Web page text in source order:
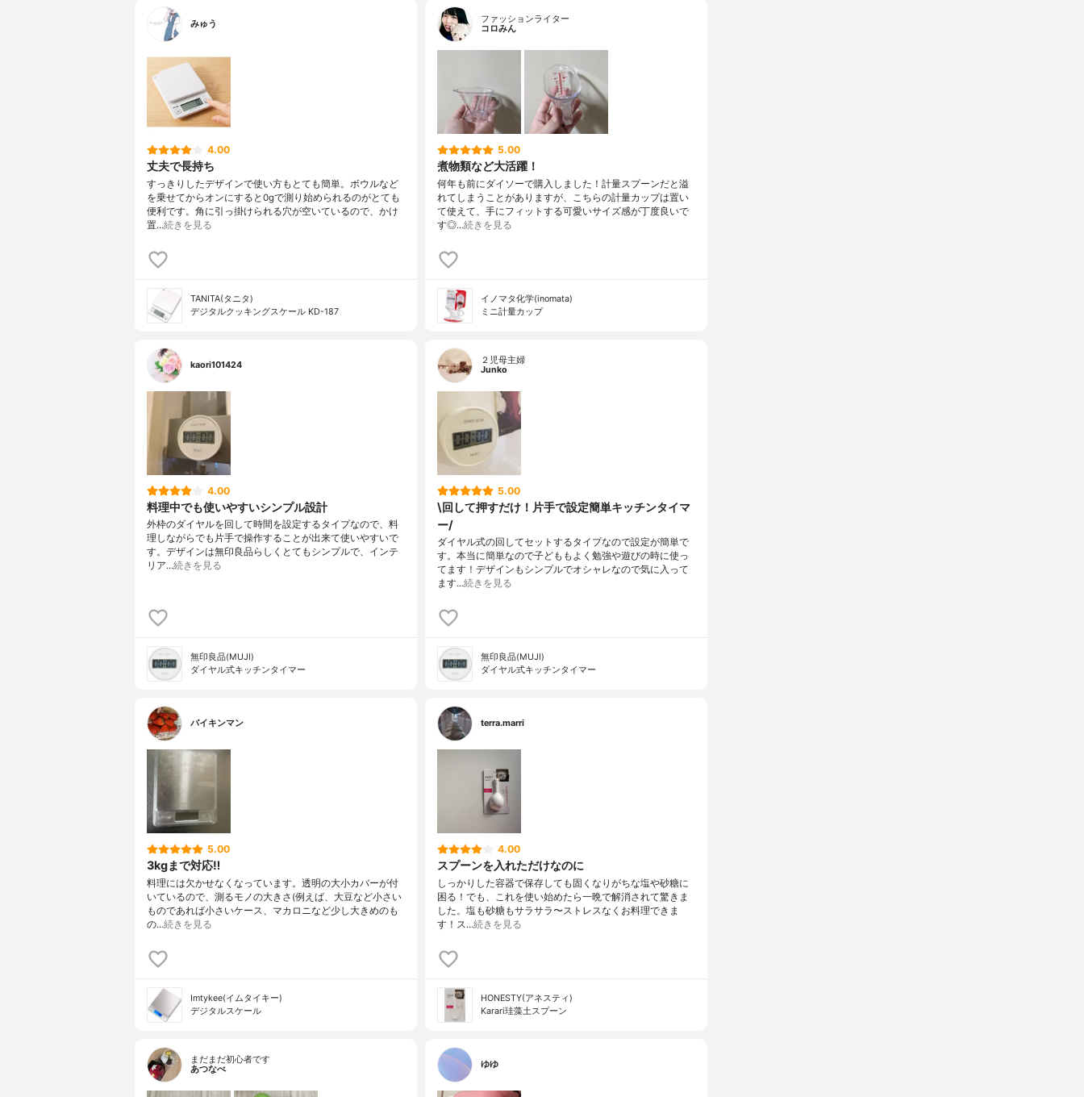
みゅう
4.00
丈夫で長持ち
すっきりしたデザインで使い方もとても簡単。ボウルなど
を乗せてからオンにすると0gで測り始められるのがとても
便利です。角に引っ掛けられる穴が空いているので、かけ
置…続きを見る
TANITA(タニタ)
デジタルクッキングスケール KD-187
ファッションライター
コロみん
5.00
煮物類など大活躍！
何年も前にダイソーで購入しました！計量スプーンだと溢
れてしまうことがありますが、こちらの計量カップは置い
て使えて、手にフィットする可愛いサイズ感が丁度良いで
す◎…続きを見る
イノマタ化学(inomata)
ミニ計量カップ
kaori101424
4.00
料理中でも使いやすいシンプル設計
外枠のダイヤルを回して時間を設定するタイプなので、料
理しながらでも片手で操作することが出来て使いやすいで
す。デザインは無印良品らしくとてもシンプルで、インテ
リア…続きを見る
無印良品(MUJI)
ダイヤル式キッチンタイマー
２児母主婦
Junko
5.00
\回して押すだけ！片手で設定簡単キッチンタイマ
ー/
ダイヤル式の回してセットするタイプなので設定が簡単で
す。本当に簡単なので子どももよく勉強や遊びの時に使っ
てます！デザインもシンプルでオシャレなので気に入って
ます…続きを見る
無印良品(MUJI)
ダイヤル式キッチンタイマー
バイキンマン
5.00
3kgまで対応‼︎
料理には欠かせなくなっています。透明の大小カバーが付
いているので、測るモノの大きさ(例えば、大豆など小さい
ものであれば小さいケース、マカロニなど少し大きめのも
の…続きを見る
Imtykee(イムタイキー)
デジタルスケール
terra.marri
4.00
スプーンを入れただけなのに
しっかりした容器で保存しても固くなりがちな塩や砂糖に
困る！でも、これを使い始めたら一晩で解消されて驚きま
した。塩も砂糖もサラサラ〜ストレスなくお料理できま
す！ス…続きを見る
HONESTY(アネスティ)
Karari珪藻土スプーン
まだまだ初心者です
あつなべ
ゆゆ